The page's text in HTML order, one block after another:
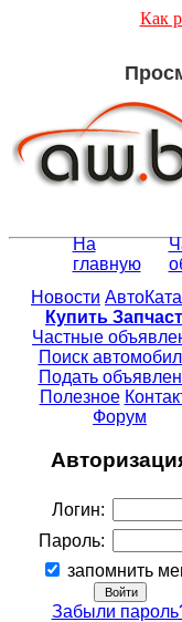
Как
На
главную
Новости
Купить
Частные
Поиск
Подать
Полезное
Форум
Логин:
Пароль:
запомнить
Забыли